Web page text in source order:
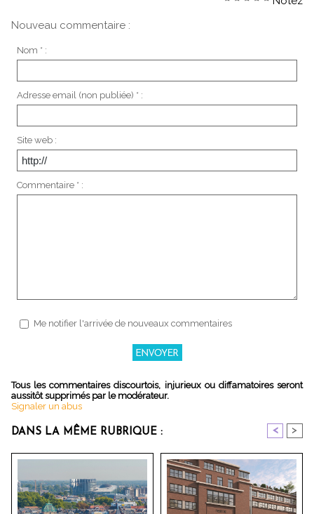
Nouveau commentaire :
Nom * :
Adresse email (non publiée) * :
Site web :
Commentaire * :
Me notifier l'arrivée de nouveaux commentaires
Tous les commentaires discourtois, injurieux ou diffamatoires seront
aussitôt supprimés par le modérateur.
Signaler un abus
DANS LA MÊME RUBRIQUE : < >